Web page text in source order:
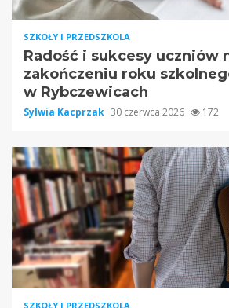
SZKOŁY I PRZEDSZKOLA
Radość i sukcesy uczniów
zakończeniu roku
w Rybczewicach
Sylwia Kacprzak 30 czerwca 2026 172
SZKOŁY I PRZEDSZKOLA